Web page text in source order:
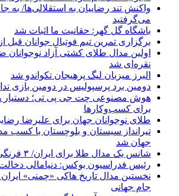
واکنش تند رضاییان به استقلالی‌ها/ به
می‌گرفتید
باشگاه گل گهر: حقانیت ما اثبات شد
برگزاری تمرین تیم فوتبال جوانان قبل
اولین مدال طلای کشتی آزاد
نقره‌ای شد
البرز میزبان لیگ پرهیجان تکواندو شد
دومین برد پرسپولیس در دومین بازی
هوش مصنوعی چت جی پی تی؛ دستیار
برای کسب‌وکارها
طلای نوجوانان جهان برای علیرضا
تیرانداز سیستان و بلوچستان با کسب
جهان شد
شانس یک مدال طلا برای ایران/ ۳ فرنگی‌کار حذف شدند
رئیس فدراسیون بوکس: دنیامالی
نخستین مدال تاریخ هاکی «چمنی»
جام جهانی